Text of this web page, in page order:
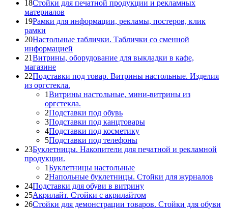
18Стойки для печатной продукции и рекламных
материалов
19Рамки для информации, рекламы, постеров, клик
рамки
20Настольные таблички. Таблички со сменной
информацией
21Витрины, оборудование для выкладки в кафе,
магазине
22Подставки под товар. Витрины настольные. Изделия
из оргстекла.
1Витрины настольные, мини-витрины из
оргстекла.
2Подставки под обувь
3Подставки под канцтовары
4Подставки под косметику
5Подставки под телефоны
23Буклетницы. Накопители для печатной и рекламной
продукции.
1Буклетницы настольные
2Напольные буклетницы. Стойки для журналов
24Подставки для обуви в витрину
25Акрилайт. Стойки с акрилайтом
26Стойки для демонстрации товаров. Стойки для обуви